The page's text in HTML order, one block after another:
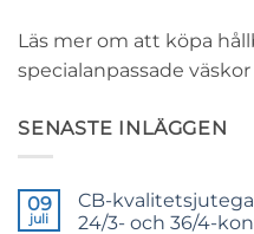
Läs mer om att köpa
specialanpassade
SENASTE INLÄGGEN
09
juli
CB-
24/3- och 36/4-